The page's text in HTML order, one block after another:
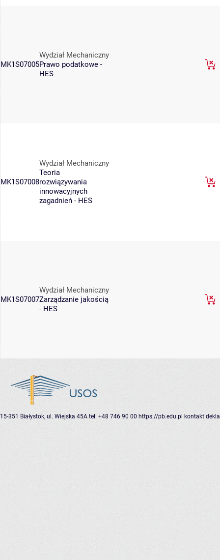
MK1S07005
Wydział Mechaniczny
Prawo podatkowe -
HES
MK1S07008
Wydział Mechaniczny
Teoria
rozwiązywania
innowacyjnych
zagadnień - HES
MK1S07007
Wydział Mechaniczny
Zarządzanie jakością
- HES
15-351 Białystok, ul. Wiejska 45A tel: +48 746 90 00 https://pb.edu.pl kontakt